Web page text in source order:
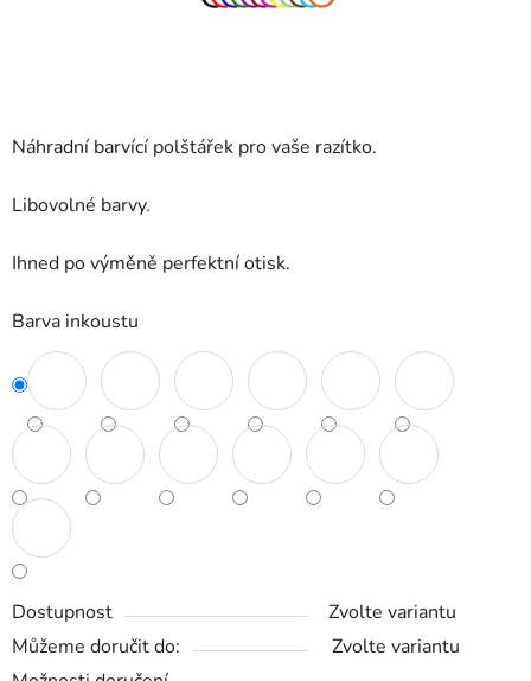
Náhradní barvící polštářek pro vaše razítko.
Libovolné barvy.
Ihned po výměně perfektní otisk.
Barva inkoustu
Dostupnost
Zvolte variantu
Můžeme doručit do:
Zvolte variantu